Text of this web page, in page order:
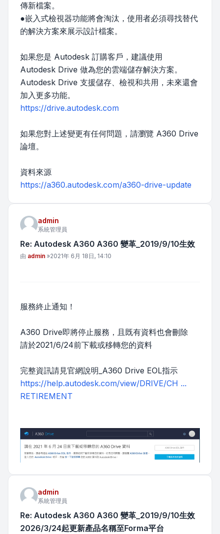
傳新檔案。
●嵌入式檢視器功能將會淘汰，使用者必須尋找替代
的解決方案來展示設計檔案。
如果您是 Autodesk 訂購客戶，建議使用
Autodesk Drive 做為您的雲端儲存解決方案。
Autodesk Drive 支援儲存、檢視和共用，未來還會
加入更多功能。
https://drive.autodesk.com
如果您對上述變更有任何問題，請瀏覽 A360 Drive
論壇。
資料來源
https://a360.autodesk.com/a360-drive-update
admin
系統管理員
Re: Autodesk A360 A360 變革_2019/9/10生效
文章
由 admin »2021年 6月 18日, 14:10
服務終止通知！
A360 Drive即將停止服務，且既有資料也會刪除
請於2021/6/24前下載或移轉您的資料
完整資訊請見官網說明_A360 Drive EOL指示
https://help.autodesk.com/view/DRIVE/CH ...
RETIREMENT
admin
系統管理員
Re: Autodesk A360 A360 變革_2019/9/10生效
2026/3/24起更新產品名稱至Forma平台